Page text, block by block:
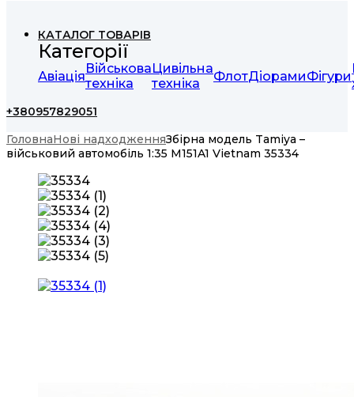
КАТАЛОГ ТОВАРІВ
Категорії
АвіаціяВійськова
техніка
Цивільна
техніка
ФлотДіорамиФігури
+380957829051
ГоловнаНові надходженняЗбірна модель Tamiya –
військовий автомобіль 1:35 M151A1 Vietnam 35334